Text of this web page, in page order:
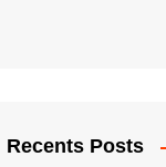
Recents Posts